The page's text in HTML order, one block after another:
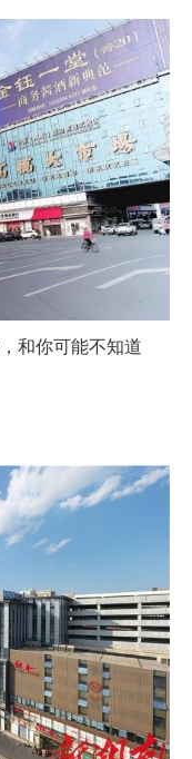
和你可能不知道